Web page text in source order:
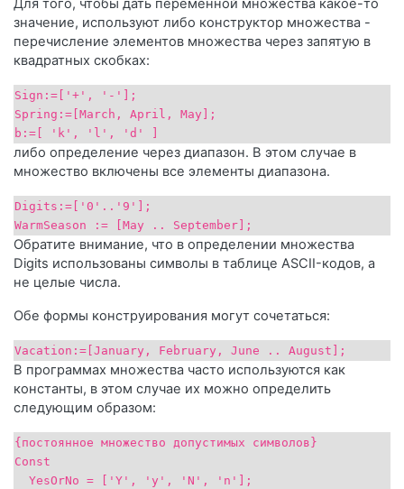
Для того, чтобы дать переменной множества какое-то
значение, используют либо конструктор множества -
перечисление элементов множества через запятую в
квадратных скобках:
Sign:=['+', '-'];
Spring:=[March, April, May];
b:=[ 'k', 'l', 'd' ]
либо определение через диапазон. В этом случае в
множество включены все элементы диапазона.
Digits:=['0'..'9'];
WarmSeason := [May .. September];
Обратите внимание, что в определении множества
Digits использованы символы в таблице ASCII-кодов, а
не целые числа.
Обе формы конструирования могут сочетаться:
Vacation:=[January, February, June .. August];
В программах множества часто используются как
константы, в этом случае их можно определить
следующим образом:
{постоянное множество допустимых символов}
Const
YesOrNo = ['Y', 'y', 'N', 'n'];